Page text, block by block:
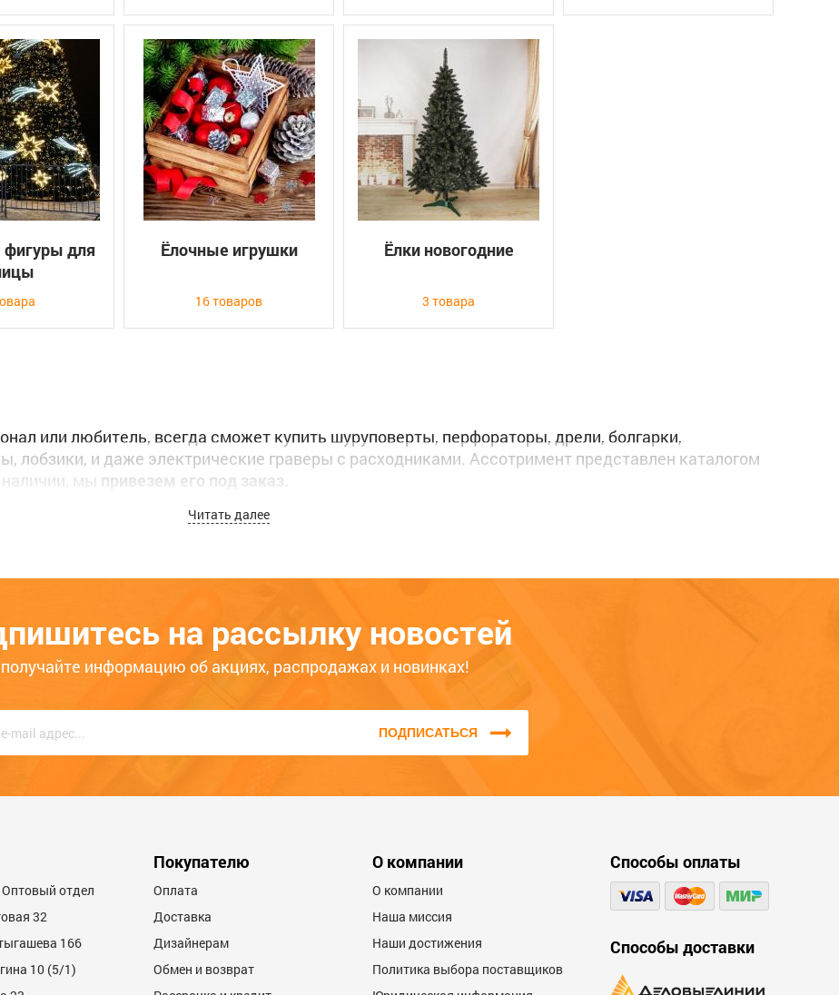
для
Ёлочные игрушки
16 товаров
Ёлки новогодние
3 товара
или любитель, всегда сможет купить шуруповерты, перфораторы, дрели, болгарки,
и даже электрические граверы с расходниками. Ассотримент представлен каталогом
наличии, мы привезем его под заказ.
службу вечерней доставкипо городам Абакан, Черногорск, Усть-Абакан – это гарантия того,
, или вы хотите заказать товар, вы сможете это сделать в форме обратной связи на сайте или по
Читать далее
на рассылку новостей
информацию об акциях, распродажах и новинках!
ПОДПИСАТЬСЯ
отдел
32
166
10 (5/1)
Покупателю
Оплата
Доставка
Дизайнерам
Обмен и возврат
О компании
О компании
Наша миссия
Наши достижения
Политика выбора поставщиков
Способы оплаты
Способы доставки